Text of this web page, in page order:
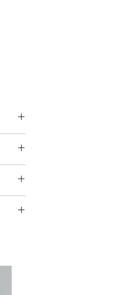
連